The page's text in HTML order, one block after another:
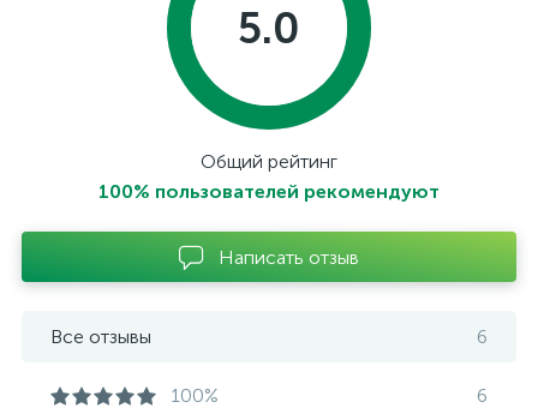
5.0
Общий рейтинг
100% пользователей рекомендуют
Написать отзыв
Все отзывы 6
100% 6